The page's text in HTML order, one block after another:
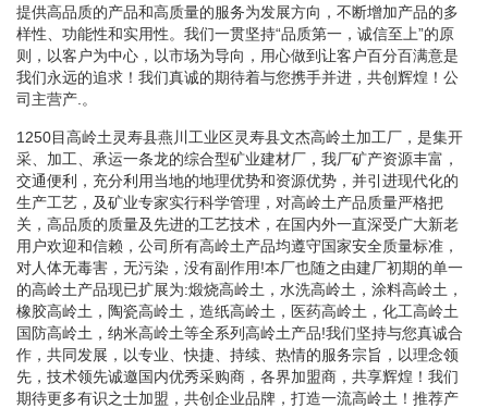
提供高品质的产品和高质量的服务为发展方向，不断增加产品的多
样性、功能性和实用性。我们一贯坚持“品质第一，诚信至上”的原
则，以客户为中心，以市场为导向，用心做到让客户百分百满意是
我们永远的追求！我们真诚的期待着与您携手并进，共创辉煌！公
司主营产.。
1250目高岭土灵寿县燕川工业区灵寿县文杰高岭土加工厂，是集开
采、加工、承运一条龙的综合型矿业建材厂，我厂矿产资源丰富，
交通便利，充分利用当地的地理优势和资源优势，并引进现代化的
生产工艺，及矿业专家实行科学管理，对高岭土产品质量严格把
关，高品质的质量及先进的工艺技术，在国内外一直深受广大新老
用户欢迎和信赖，公司所有高岭土产品均遵守国家安全质量标准，
对人体无毒害，无污染，没有副作用!本厂也随之由建厂初期的单一
的高岭土产品现已扩展为:煅烧高岭土，水洗高岭土，涂料高岭土，
橡胶高岭土，陶瓷高岭土，造纸高岭土，医药高岭土，化工高岭土
国防高岭土，纳米高岭土等全系列高岭土产品!我们坚持与您真诚合
作，共同发展，以专业、快捷、持续、热情的服务宗旨，以理念领
先，技术领先诚邀国内优秀采购商，各界加盟商，共享辉煌！我们
期待更多有识之士加盟，共创企业品牌，打造一流高岭土！推荐产